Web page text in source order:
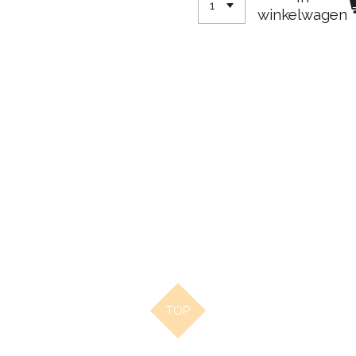
winkelwagen
TOP